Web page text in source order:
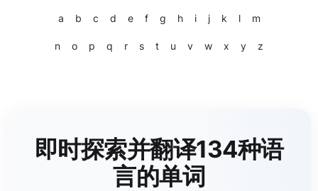
a b c d e f g h i j k l m
n o p q r s t u v w x y z
即时探索并翻译134种语
言的单词